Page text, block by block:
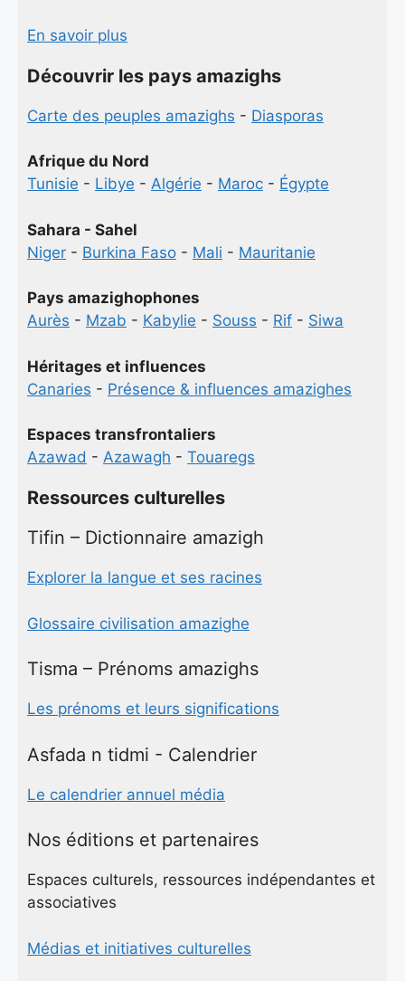
En savoir plus
Découvrir les pays amazighs
Carte des peuples amazighs - Diasporas
Afrique du Nord
Tunisie - Libye - Algérie - Maroc - Égypte
Sahara - Sahel
Niger - Burkina Faso - Mali - Mauritanie
Pays amazighophones
Aurès - Mzab - Kabylie - Souss - Rif - Siwa
Héritages et influences
Canaries - Présence & influences amazighes
Espaces transfrontaliers
Azawad - Azawagh - Touaregs
Ressources culturelles
Tifin – Dictionnaire amazigh
Explorer la langue et ses racines
Glossaire civilisation amazighe
Tisma – Prénoms amazighs
Les prénoms et leurs significations
Asfada n tidmi - Calendrier
Le calendrier annuel média
Nos éditions et partenaires
Espaces culturels, ressources indépendantes et
associatives
Médias et initiatives culturelles